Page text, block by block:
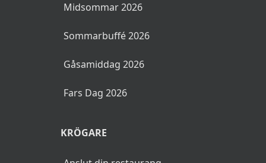
Midsommar 2026
Sommarbuffé 2026
Gåsamiddag 2026
Fars Dag 2026
KRÖGARE